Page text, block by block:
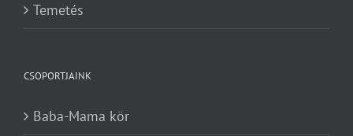
Temetés
CSOPORTJAINK
Baba-Mama kör